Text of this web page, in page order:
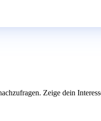
Zeige dein